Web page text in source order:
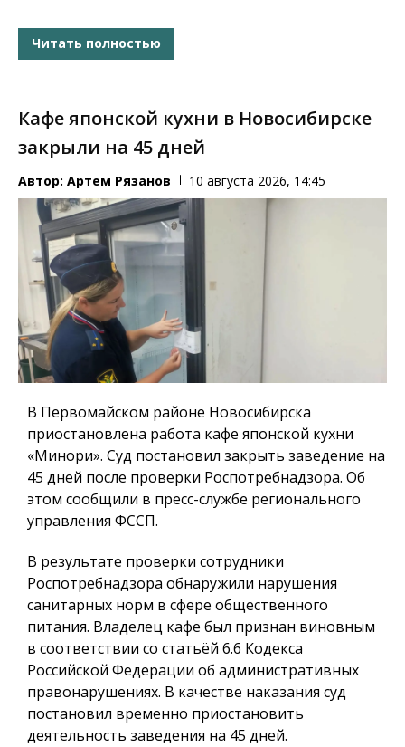
Читать полностью
Кафе японской кухни в Новосибирске
закрыли на 45 дней
Автор: Артем Рязанов 10 августа 2026, 14:45
В Первомайском районе Новосибирска
приостановлена работа кафе японской кухни
«Минори». Суд постановил закрыть заведение на
45 дней после проверки Роспотребнадзора. Об
этом сообщили в пресс-службе регионального
управления ФССП.
В результате проверки сотрудники
Роспотребнадзора обнаружили нарушения
санитарных норм в сфере общественного
питания. Владелец кафе был признан виновным
в соответствии со статьёй 6.6 Кодекса
Российской Федерации об административных
правонарушениях. В качестве наказания суд
постановил временно приостановить
деятельность заведения на 45 дней.